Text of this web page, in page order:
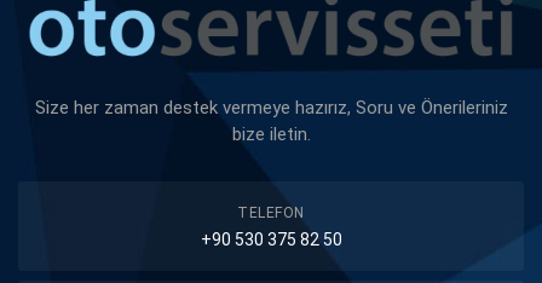
Size her zaman destek vermeye hazırız, Soru ve Önerileriniz
bize iletin.
TELEFON
+90 530 375 82 50